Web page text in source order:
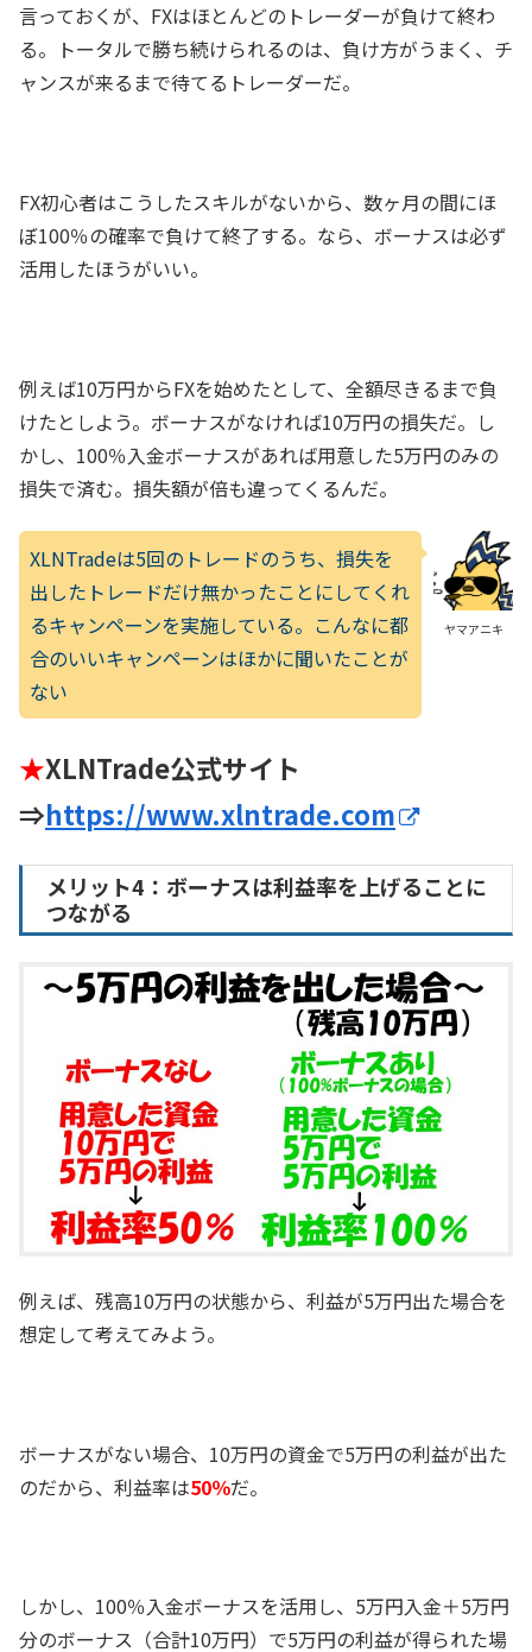
言っておくが、FXはほとんどのトレーダーが負けて終わ
る。トータルで勝ち続けられるのは、負け方がうまく、チ
ャンスが来るまで待てるトレーダーだ。
FX初心者はこうしたスキルがないから、数ヶ月の間にほ
ぼ100％の確率で負けて終了する。なら、ボーナスは必ず
活用したほうがいい。
例えば10万円からFXを始めたとして、全額尽きるまで負
けたとしよう。ボーナスがなければ10万円の損失だ。し
かし、100％入金ボーナスがあれば用意した5万円のみの
損失で済む。損失額が倍も違ってくるんだ。
ヤマアニキ
XLNTradeは5回のトレードのうち、損失を
出したトレードだけ無かったことにしてくれ
るキャンペーンを実施している。こんなに都
合のいいキャンペーンはほかに聞いたことが
ない
★XLNTrade公式サイト
⇒https://www.xlntrade.com
メリット4：ボーナスは利益率を上げることに
つながる
例えば、残高10万円の状態から、利益が5万円出た場合を
想定して考えてみよう。
ボーナスがない場合、10万円の資金で5万円の利益が出た
のだから、利益率は50％だ。
しかし、100％入金ボーナスを活用し、5万円入金＋5万円
分のボーナス（合計10万円）で5万円の利益が得られた場